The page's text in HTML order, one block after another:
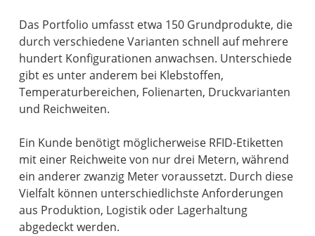
Das Portfolio umfasst etwa 150 Grundprodukte, die
durch verschiedene Varianten schnell auf mehrere
hundert Konfigurationen anwachsen. Unterschiede
gibt es unter anderem bei Klebstoffen,
Temperaturbereichen, Folienarten, Druckvarianten
und Reichweiten.
Ein Kunde benötigt möglicherweise RFID-Etiketten
mit einer Reichweite von nur drei Metern, während
ein anderer zwanzig Meter voraussetzt. Durch diese
Vielfalt können unterschiedlichste Anforderungen
aus Produktion, Logistik oder Lagerhaltung
abgedeckt werden.